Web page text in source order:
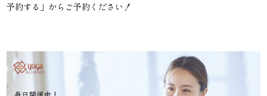
予約する」からご予約ください！